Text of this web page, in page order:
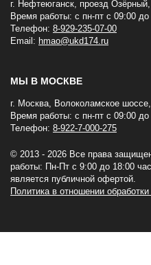
г. Нефтеюганск, проезд
Время работы: с пн-пт с 09:00 до
Телефон: 8-929-235-07-00
Email: hmao@ukd174.ru
МЫ В МОСКВЕ
г. Москва, Волоколамское
Время работы: с пн-пт с 09:00 до
Телефон: 8-922-7-000-275
© 2013 - 2026 Все права
работы: Пн-Пт c 9:00 до 18:00
является публичной офертой.
Политика в отношении